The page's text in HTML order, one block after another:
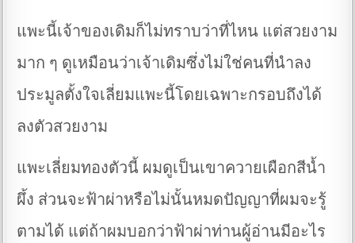
แพะนี้เจ้าของเดิมก็ไม่ทราบว่าที่ไหน แต่สวยงาม
มาก ๆ ดูเหมือนว่าเจ้าเดิมซึ่งไม่ใช่คนที่นำลง
ประมูลตั้งใจเลี่ยมแพะนี้โดยเฉพาะกรอบถึงได้
ลงตัวสวยงาม
แพะเลี่ยมทองตัวนี้ ผมดูเป็นเขาควายเผือกสีน้ำ
ผึ้ง ส่วนจะฟ้าผ่าหรือไม่นั้นหมดปัญญาที่ผมจะรู้
ตามได้ แต่ถ้าผมบอกว่าฟ้าผ่าท่านผู้อ่านมีอะไร